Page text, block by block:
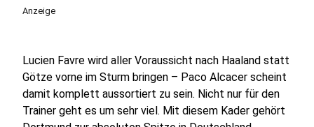
Anzeige
Lucien Favre wird aller Voraussicht nach Haaland statt
Götze vorne im Sturm bringen – Paco Alcacer scheint
damit komplett aussortiert zu sein. Nicht nur für den
Trainer geht es um sehr viel. Mit diesem Kader gehört